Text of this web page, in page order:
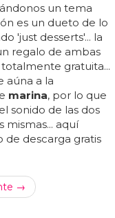
un tema
es un dueto de lo
'just desserts'... la
regalo de ambas
totalmente gratuita...
aúna a la
marina, por lo que
sonido de las dos
mismas... aquí
de descarga gratis
→